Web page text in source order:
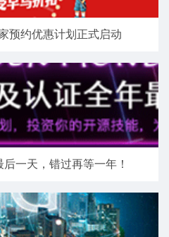
预约优惠计划正式启动
一天，错过再等一年！